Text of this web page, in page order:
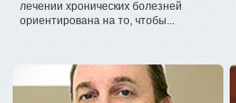
лечении хронических болезней
ориентирована на то, чтобы...